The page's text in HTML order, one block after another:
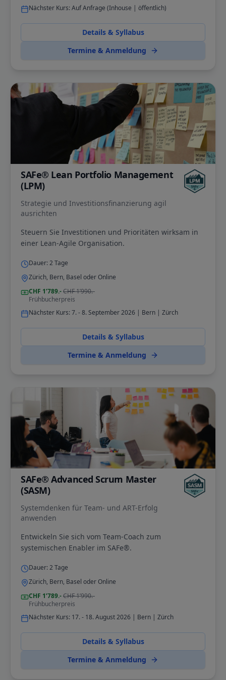
Nächster Kurs: Auf Anfrage (Inhouse | öffentlich)
Details & Syllabus
Termine & Anmeldung
SAFe® Lean Portfolio Management
(LPM)
Strategie und Investitionsfinanzierung agil
ausrichten
Steuern Sie Investitionen und Prioritäten wirksam in
einer Lean-Agile Organisation.
Dauer: 2 Tage
Zürich, Bern, Basel oder Online
CHF 1’789.-CHF1’990.-
Frühbucherpreis
Nächster Kurs: 7. - 8. September 2026 | Bern | Zürch
Details & Syllabus
Termine & Anmeldung
SAFe® Advanced Scrum Master
(SASM)
Systemdenken für Team- und ART-Erfolg
anwenden
Entwickeln Sie sich vom Team-Coach zum
systemischen Enabler im SAFe®.
Dauer: 2 Tage
Zürich, Bern, Basel oder Online
CHF 1’789.-CHF1’990.-
Frühbucherpreis
Nächster Kurs: 17. - 18. August 2026 | Bern | Zürch
Details & Syllabus
Termine & Anmeldung